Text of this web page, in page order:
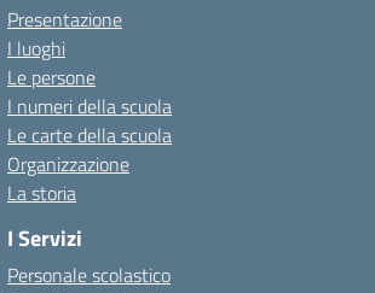
Presentazione
I luoghi
Le persone
I numeri della scuola
Le carte della scuola
Organizzazione
La storia
I Servizi
Personale scolastico